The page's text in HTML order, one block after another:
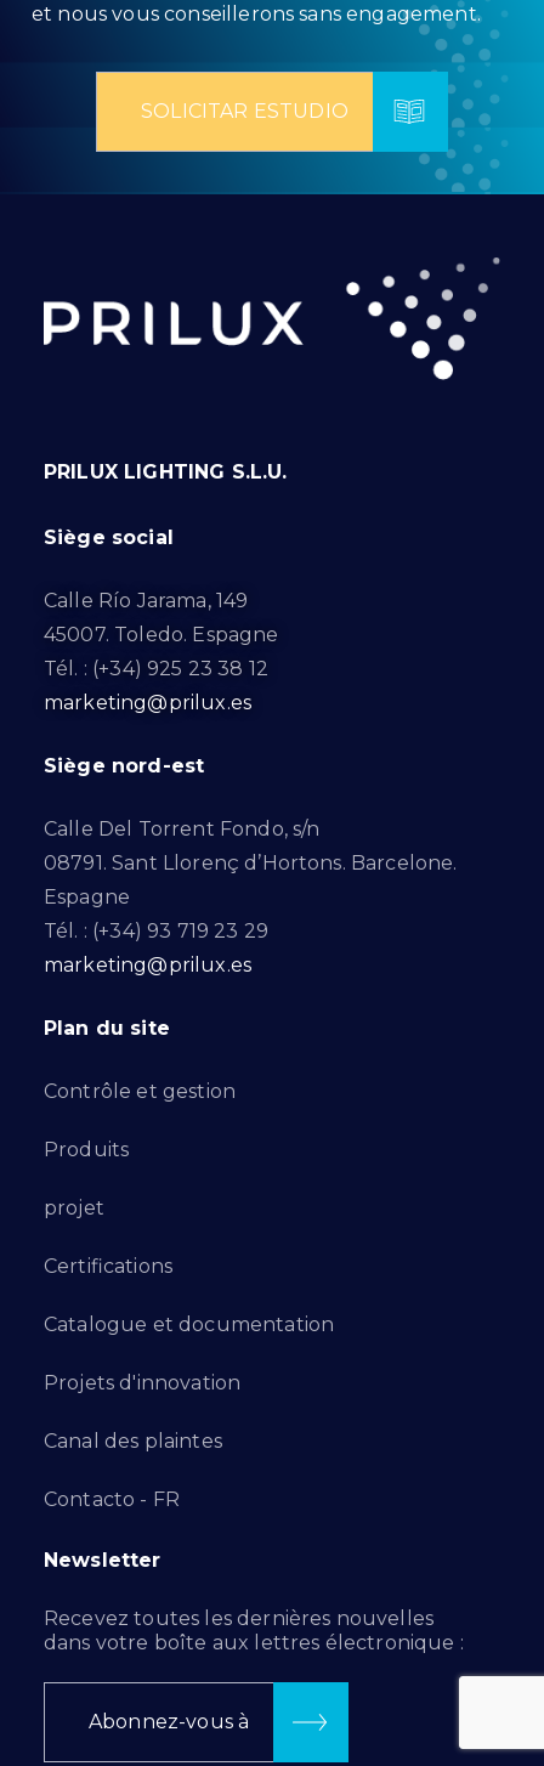
et nous vous conseillerons sans engagement.
SOLICITAR ESTUDIO
PRILUX LIGHTING S.L.U.
Siège social
Calle Río Jarama, 149
45007. Toledo. Espagne
Tél. : (+34) 925 23 38 12
marketing@prilux.es
Siège nord-est
Calle Del Torrent Fondo, s/n
08791. Sant Llorenç d’Hortons. Barcelone.
Espagne
Tél. : (+34) 93 719 23 29
marketing@prilux.es
Plan du site
Contrôle et gestion
Produits
projet
Certifications
Catalogue et documentation
Projets d'innovation
Canal des plaintes
Contacto - FR
Newsletter
Recevez toutes les dernières nouvelles
dans votre boîte aux lettres électronique :
Abonnez-vous à